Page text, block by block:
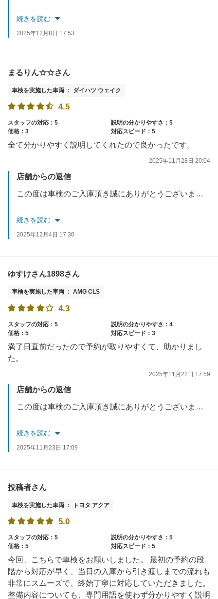
またリピート入庫となり、再度当店を選んでいただき重ねてお礼申し上げます。
続きを読む
2025年12月8日 17:53
まるりん☆☆さん
車検を実施した車両 ： ダイハツ ウェイク
4.5
スタッフの対応：5
説明の分かりやすさ：5
価格：3
対応スピード：5
全て分かりやすく説明してくれたので良かったです。
2025年11月28日 20:04
店舗からの返信
この度は車検のご入庫頂き誠にありがとうございます。
今後もオイル交換と無料点検ございますのでお気軽に
続きを読む
2025年12月4日 17:30
ゆすけさん1898さん
車検を実施した車両 ： AMG CLS
4.3
スタッフの対応：5
説明の分かりやすさ：4
価格：5
対応スピード：3
満了日直前だったので予約が取りやすくて、助かりまし
た。
2025年11月22日 17:59
店舗からの返信
この度は車検のご入庫頂き誠にありがとうございます。
今後とも無料点検ございますのでお気軽にご来店ください。
続きを読む
2025年11月23日 17:09
投稿者さん
車検を実施した車両 ： トヨタ アクア
5.0
スタッフの対応：5
説明の分かりやすさ：5
価格：5
対応スピード：5
今回、こちらで車検をお願いしました。 最初の予約の段
階から対応が早く、当日の入庫から引き渡しまでの流れも
非常にスムーズで、終始丁寧に対応していただきました。
整備内容についても、専門用語を使わず分かりやすく説明